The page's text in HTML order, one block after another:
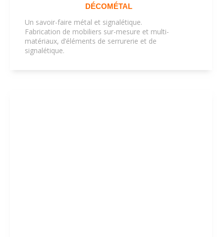
DÉCOMÉTAL
Un savoir-faire métal et signalétique.
Fabrication de mobiliers sur-mesure et multi-
matériaux, d’éléments de serrurerie et de
signalétique.